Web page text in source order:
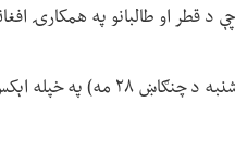
د قطر او طالبانو په همکارۍ
رخشانه: ښاغلي بینټ نن